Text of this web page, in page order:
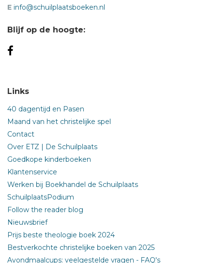
E info@schuilplaatsboeken.nl
Blijf op de hoogte:
Links
40 dagentijd en Pasen
Maand van het christelijke spel
Contact
Over ETZ | De Schuilplaats
Goedkope kinderboeken
Klantenservice
Werken bij Boekhandel de Schuilplaats
SchuilplaatsPodium
Follow the reader blog
Nieuwsbrief
Prijs beste theologie boek 2024
Bestverkochte christelijke boeken van 2025
Avondmaalcups: veelgestelde vragen - FAQ's